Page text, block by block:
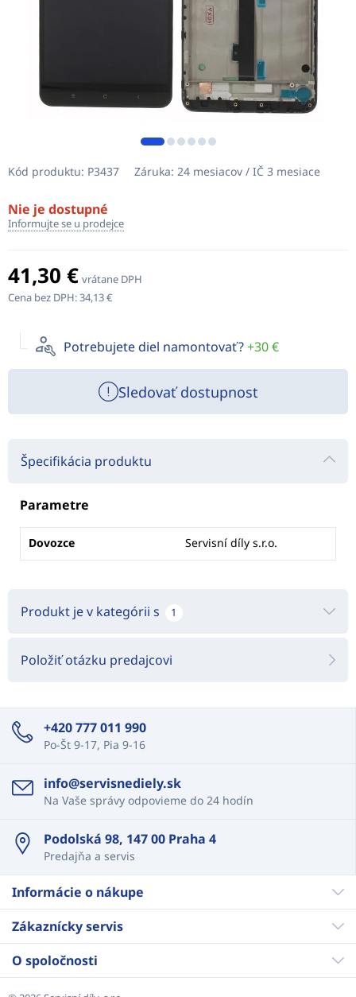
Kód produktu: P3437 Záruka: 24 mesiacov / IČ 3 mesiace
Nie je dostupné
Informujte se u prodejce
41,30 € vrátane DPH
Cena bez DPH:34,13 €
Potrebujete diel namontovať?+30 €
Sledovať dostupnost
Špecifikácia produktu
Parametre
Dovozce Servisní díly s.r.o.
Produkt je v kategórii s 1
Položiť otázku predajcovi
+420 777 011 990
Po-Št 9-17, Pia 9-16
info@servisnediely.sk
Na Vaše správy odpovieme do 24 hodín
Podolská 98, 147 00 Praha 4
Predajňa a servis
Informácie o nákupe
Zákaznícky servis
O spoločnosti